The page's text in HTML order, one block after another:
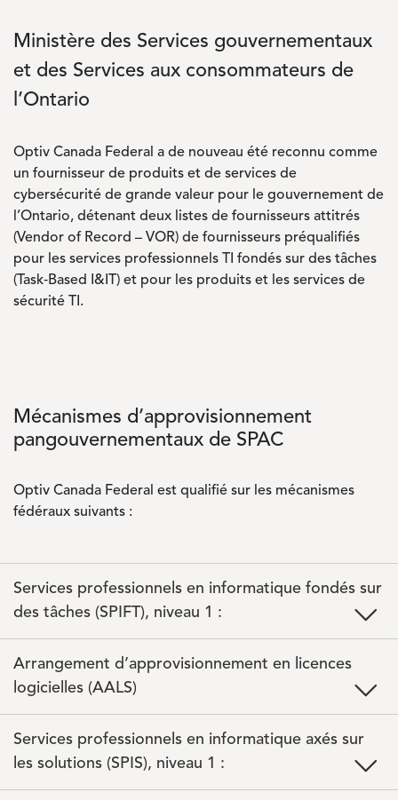
Ministère des Services gouvernementaux
et des Services aux consommateurs de
l’Ontario
Optiv Canada Federal a de nouveau été reconnu comme
un fournisseur de produits et de services de
cybersécurité de grande valeur pour le gouvernement de
l’Ontario, détenant deux listes de fournisseurs attitrés
(Vendor of Record – VOR) de fournisseurs préqualifiés
pour les services professionnels TI fondés sur des tâches
(Task‑Based I&IT) et pour les produits et les services de
sécurité TI.
Mécanismes d’approvisionnement
pangouvernementaux de SPAC
Optiv Canada Federal est qualifié sur les mécanismes
fédéraux suivants :
Services professionnels en informatique fondés sur
des tâches (SPIFT), niveau 1 :
Arrangement d’approvisionnement en licences
logicielles (AALS)
Services professionnels en informatique axés sur
les solutions (SPIS), niveau 1 :